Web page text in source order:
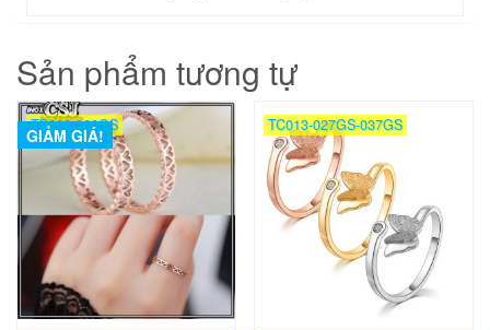
Sản phẩm tương tự
GIẢM GIÁ!
TC008-020GS TC013-027GS-037GS